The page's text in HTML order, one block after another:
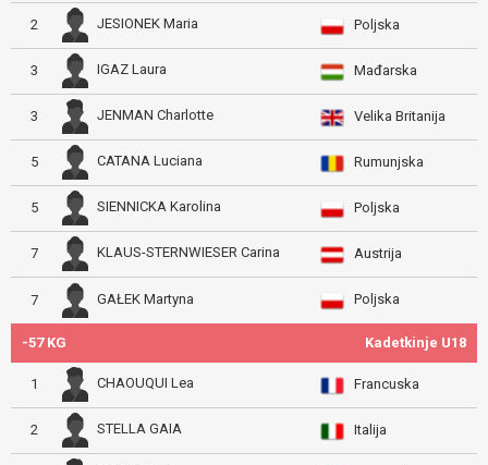
2 JESIONEK Maria Poljska
3 IGAZ Laura Mađarska
3 JENMAN Charlotte Velika Britanija
5 CATANA Luciana Rumunjska
5 SIENNICKA Karolina Poljska
7 KLAUS-STERNWIESER Carina Austrija
7 GAŁEK Martyna Poljska
-57 KG Kadetkinje U18
1 CHAOUQUI Lea Francuska
2 STELLA GAIA Italija